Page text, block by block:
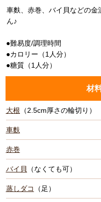
車麩、赤巻、バイ貝などの
ん♪
●難易度/調理時間
●カロリー（1人分）
●糖質（1人分）
材
大根 （2.5cm厚さの輪切り）
車麩
赤巻
バイ貝 （なくても可）
蒸しダコ （足）